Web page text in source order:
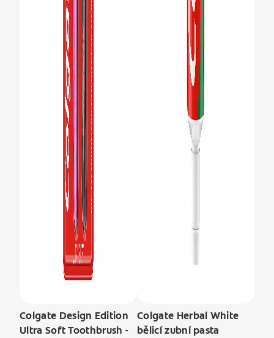
Colgate Design Edition
Ultra Soft Toothbrush -
Colgate Herbal White
bělicí zubní pasta